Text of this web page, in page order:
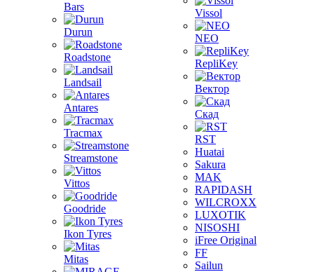
Bars
Durun
Roadstone
Landsail
Antares
Tracmax
Streamstone
Vittos
Goodride
Ikon Tyres
Mitas
Vissol
NEO
RepliKey
Вектор
Скад
RST
Huatai
Sakura
MAK
RAPIDASH
WILCROXX
LUXOTIK
NISOSHI
iFree Original
FF
Sailun